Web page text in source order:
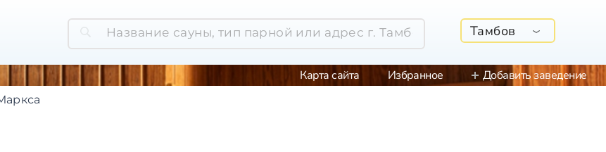
Тамбов
Карта сайта Избранное Добавить заведение